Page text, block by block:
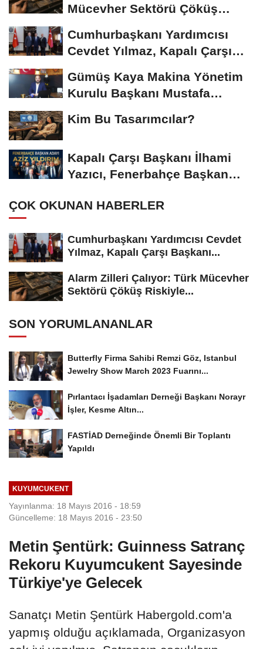
Mücevher Sektörü Çöküş
Cumhurbaşkanı Yardımcısı
Cevdet Yılmaz, Kapalı Çarşı
Gümüş Kaya Makina Yönetim
Kurulu Başkanı Mustafa
Kim Bu Tasarımcılar?
Kapalı Çarşı Başkanı İlhami
Yazıcı, Fenerbahçe Başkan
ÇOK OKUNAN HABERLER
Cumhurbaşkanı Yardımcısı Cevdet
Yılmaz, Kapalı Çarşı Başkanı...
Alarm Zilleri Çalıyor: Türk Mücevher
Sektörü Çöküş Riskiyle...
SON YORUMLANANLAR
Butterfly Firma Sahibi Remzi Göz, Istanbul
Jewelry Show March 2023 Fuarını...
Pırlantacı İşadamları Derneği Başkanı Norayr
İşler, Kesme Altın...
FASTİAD Derneğinde Önemli Bir Toplantı
Yapıldı
KUYUMCUKENT
Yayınlanma: 18 Mayıs 2016 - 18:59
Güncelleme: 18 Mayıs 2016 - 23:50
Metin Şentürk: Guinness Satranç
Rekoru Kuyumcukent Sayesinde
Türkiye'ye Gelecek
Sanatçı Metin Şentürk Habergold.com'a
yapmış olduğu açıklamada, Organizasyon